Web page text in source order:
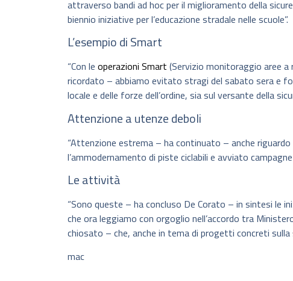
attraverso bandi ad hoc per il miglioramento della
biennio iniziative per l’educazione stradale nelle scuole”.
L’esempio di Smart
“Con le operazioni Smart (Servizio monitoraggio aree
ricordato – abbiamo evitato stragi del sabato sera e
locale e delle forze dell’ordine, sia sul versante della
Attenzione a utenze deboli
“Attenzione estrema – ha continuato – anche
l’ammodernamento di piste ciclabili e avviato
Le attività
“Sono queste – ha concluso De Corato – in sintesi le
che ora leggiamo con orgoglio nell’accordo tra
chiosato – che, anche in tema di progetti concreti sulla
mac